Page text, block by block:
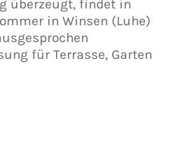
überzeugt, findet in
in Winsen (Luhe)
für Terrasse, Garten